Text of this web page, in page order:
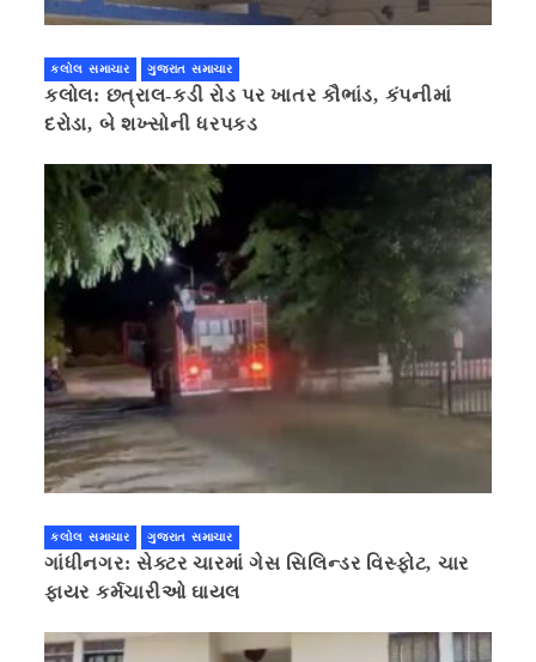
કલોલ સમાચાર ગુજરાત સમાચાર
કલોલ: છત્રાલ-કડી રોડ પર ખાતર કૌભાંડ, કંપનીમાં
દરોડા, બે શખ્સોની ધરપકડ
કલોલ સમાચાર ગુજરાત સમાચાર
ગાંધીનગર: સેક્ટર ચારમાં ગેસ સિલિન્ડર વિસ્ફોટ, ચાર
ફાયર કર્મચારીઓ ઘાયલ